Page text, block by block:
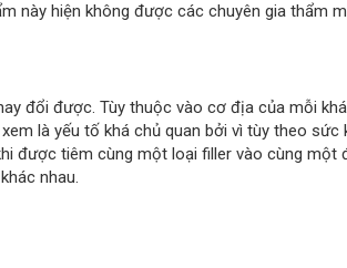
này hiện không được các chuyên gia thẩm
đổi được. Tùy thuộc vào cơ địa của mỗi
là yếu tố khá chủ quan bởi vì tùy theo sức
được tiêm cùng một loại filler vào cùng một
nhau.